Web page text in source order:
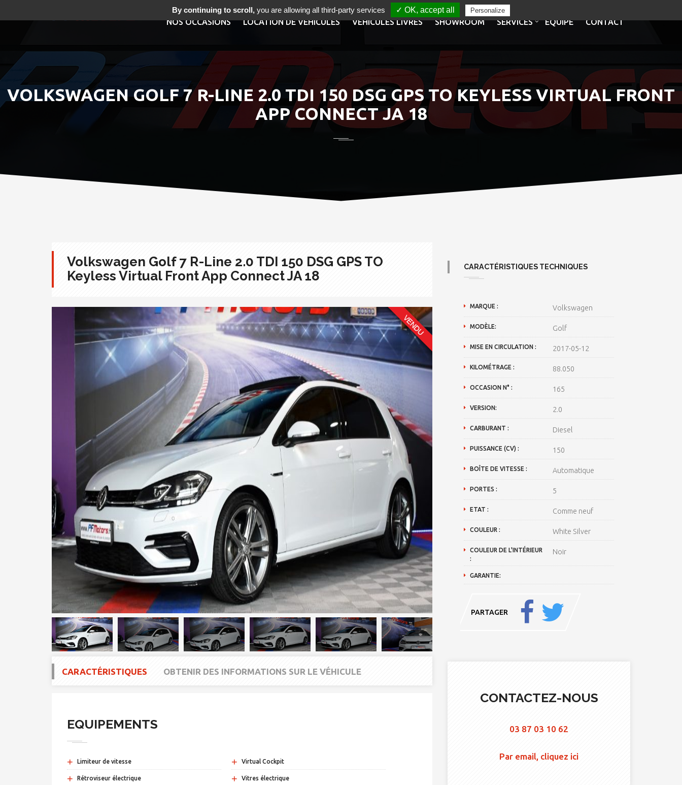
NOS OCCASIONS LOCATION DE VÉHICULES VÉHICULES LIVRÉS SHOWROOM SERVICES EQUIPE CONTACT
VOLKSWAGEN GOLF 7 R-LINE 2.0 TDI 150 DSG GPS TO KEYLESS VIRTUAL FRONT
APP CONNECT JA 18
Volkswagen Golf 7 R-Line 2.0 TDI 150 DSG GPS TO
Keyless Virtual Front App Connect JA 18
CARACTÉRISTIQUES OBTENIR DES INFORMATIONS SUR LE VÉHICULE
EQUIPEMENTS
+ Limiteur de vitesse + Virtual Cockpit
+ Rétroviseur électrique + Vitres électrique
CARACTÉRISTIQUES TECHNIQUES
MARQUE : Volkswagen
MODÈLE: Golf
MISE EN CIRCULATION : 2017-05-12
KILOMÉTRAGE : 88.050
OCCASION N° : 165
VERSION: 2.0
CARBURANT : Diesel
PUISSANCE (CV) : 150
BOÎTE DE VITESSE : Automatique
PORTES : 5
ETAT : Comme neuf
COULEUR : White Silver
COULEUR DE L'INTÉRIEUR
:
Noir
GARANTIE:
PARTAGER
CONTACTEZ-NOUS
03 87 03 10 62
Par email, cliquez ici
By continuing to scroll,you are allowing all third-party services ✓ OK, accept all Personalize